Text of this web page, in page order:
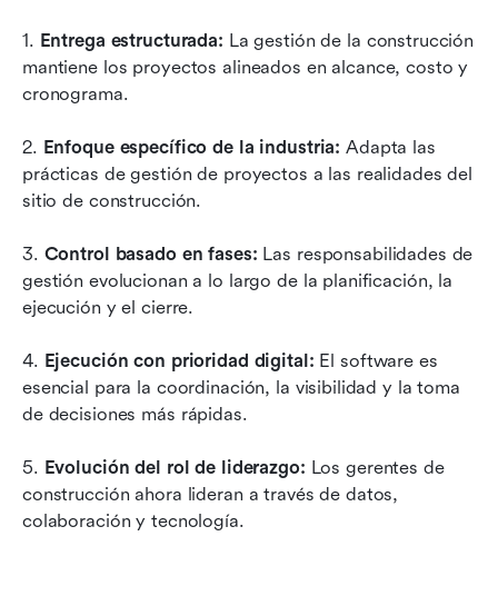
1. Entrega estructurada: La gestión de la construcción
mantiene los proyectos alineados en alcance, costo y
cronograma.
2. Enfoque específico de la industria: Adapta las
prácticas de gestión de proyectos a las realidades del
sitio de construcción.
3. Control basado en fases: Las responsabilidades de
gestión evolucionan a lo largo de la planificación, la
ejecución y el cierre.
4. Ejecución con prioridad digital: El software es
esencial para la coordinación, la visibilidad y la toma
de decisiones más rápidas.
5. Evolución del rol de liderazgo: Los gerentes de
construcción ahora lideran a través de datos,
colaboración y tecnología.